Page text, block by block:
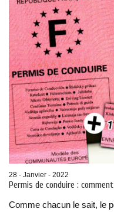
28 - Janvier - 2022
Permis de conduire :
Comme chacun le sait, le